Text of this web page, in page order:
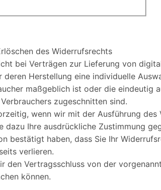
des Widerrufsrechts
bei Verträgen zur Lieferung von
Herstellung eine individuelle
maßgeblich ist oder die eindeutig
zugeschnitten sind.
wenn wir mit der Ausführung des
dazu Ihre ausdrückliche Zustimmung
bestätigt haben, dass Sie Ihr
verlieren.
den Vertragsschluss von der
können.